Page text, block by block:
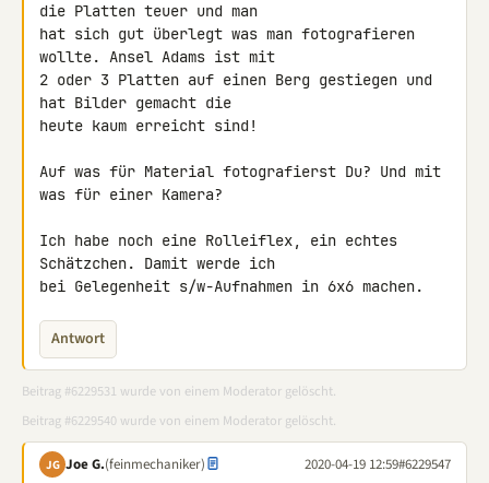
die Platten teuer und man
hat sich gut überlegt was man fotografieren
wollte. Ansel Adams ist mit
2 oder 3 Platten auf einen Berg gestiegen und
hat Bilder gemacht die
heute kaum erreicht sind!
Auf was für Material fotografierst Du? Und mit
was für einer Kamera?
Ich habe noch eine Rolleiflex, ein echtes
Schätzchen. Damit werde ich
bei Gelegenheit s/w-Aufnahmen in 6x6 machen.
Antwort
Beitrag #6229531 wurde von einem Moderator gelöscht.
Beitrag #6229540 wurde von einem Moderator gelöscht.
JG Joe G.(feinmechaniker) 2020-04-19 12:59#6229547